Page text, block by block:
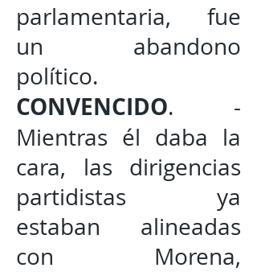
parlamentaria, fue
un abandono
político.
CONVENCIDO. -
Mientras él daba la
cara, las dirigencias
partidistas ya
estaban alineadas
con Morena,